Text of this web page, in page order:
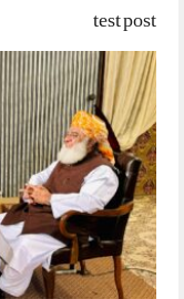
test post